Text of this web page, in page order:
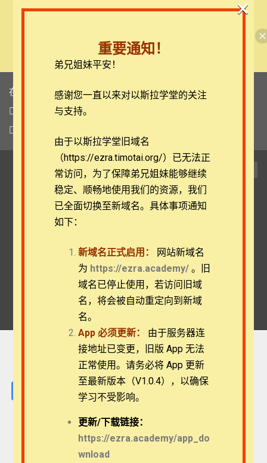
在线客服
ezrahall@timotai.org
丹尼斯·马格里博士：绝望中
的无惧——诗91篇
Videos
丹尼斯·马格里博士：绝望中的无惧——诗91篇
Facebook
Twitter
Telegram
Email
Line
重要通知！
弟兄姐妹平安！
感谢您一直以来对以斯拉学堂的关注
与支持。
由于以斯拉学堂旧域名
（https://ezra.timotai.org/）已无法正
常访问， 为了保障弟兄姐妹能够继续
稳定、顺畅地使用我们的资源，我们
已全面切换至新域名。具体事项通知
如下：
新域名正式启用：
网站新域名
为 https://ezra.academy/ 。旧
域名已停止使用，若访问旧域
名，将会被自动重定向到新域
名。
App必须更新：
由于服务器连
接地址已变更，旧版 App 无法
正常使用。请务必将 App 更新
至最新版本（V1.0.4），以确保
学习不受影响。
更新/下载链接：
https://ezra.academy/app_do
wnload
×
查看课程